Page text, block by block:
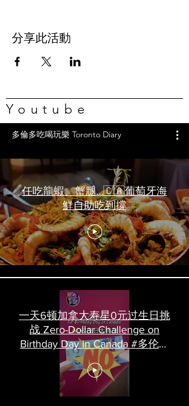
分享此活動
Youtube
多倫多吃喝玩樂 Toronto Diary
任吃龍蝦、蟹腿…🇨🇦葡萄牙海
鮮自助吃到撐
一天6顿加拿大寿星0元过生日挑
战 Zero-Dollar Challenge on
Birthday Day in Canada #多伦多
吃喝玩乐 #多伦多美食
#torontofood